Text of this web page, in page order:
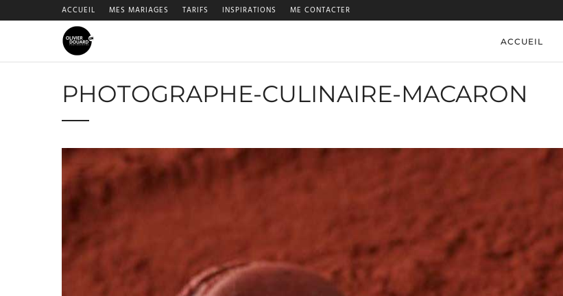
ACCUEIL MES MARIAGES TARIFS INSPIRATIONS ME CONTACTER
ACCUEIL
PHOTOGRAPHE-CULINAIRE-MACARON